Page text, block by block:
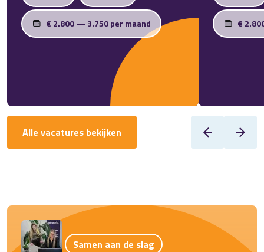
€ 2.800 — 3.750 per maand €
Alle vacatures bekijken
Samen aan de slag